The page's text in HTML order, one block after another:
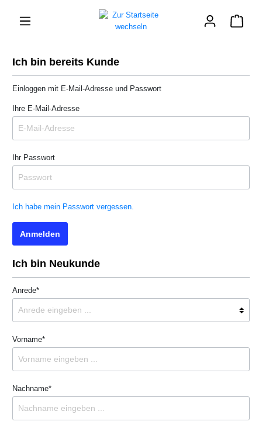
Ich bin bereits Kunde
Einloggen mit E-Mail-Adresse und Passwort
Ihre E-Mail-Adresse
Ihr Passwort
Ich habe mein Passwort vergessen.
Anmelden
Ich bin Neukunde
Anrede*
Vorname*
Nachname*